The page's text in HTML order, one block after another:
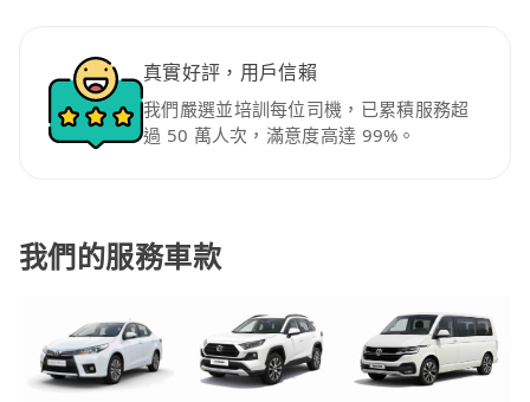
真實好評，用戶信賴
我們嚴選並培訓每位司機，已累積服務超
過 50 萬人次，滿意度高達 99%。
我們的服務車款